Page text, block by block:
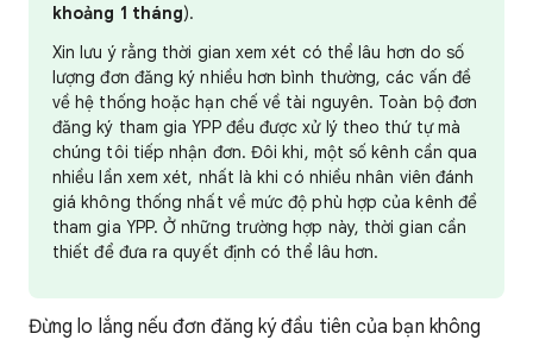
khoảng 1 tháng).
Xin lưu ý rằng thời gian xem xét có thể lâu hơn do số
lượng đơn đăng ký nhiều hơn bình thường, các vấn đề
về hệ thống hoặc hạn chế về tài nguyên. Toàn bộ đơn
đăng ký tham gia YPP đều được xử lý theo thứ tự mà
chúng tôi tiếp nhận đơn. Đôi khi, một số kênh cần qua
nhiều lần xem xét, nhất là khi có nhiều nhân viên đánh
giá không thống nhất về mức độ phù hợp của kênh để
tham gia YPP. Ở những trường hợp này, thời gian cần
thiết để đưa ra quyết định có thể lâu hơn.
Đừng lo lắng nếu đơn đăng ký đầu tiên của bạn không